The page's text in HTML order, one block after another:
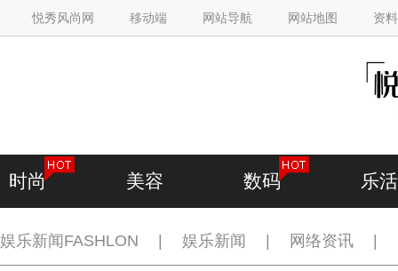
悦秀风尚网 移动端 网站导航 网站地图 资
时尚 美容 数码 乐活
娱乐新闻FASHLON 娱乐新闻 网络资讯